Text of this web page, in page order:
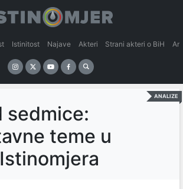
Istinitost Najave Akteri Strani akteri o BiH
ANALIZE
sedmice:
teme u